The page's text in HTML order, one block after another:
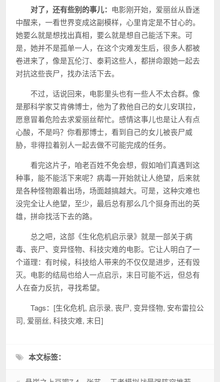
对了，还有些别的事儿： 电影刚开始，爱丽丝从昏迷
中醒来，一看世界变成这副模样，心里肯定是不甘心的。
她要么就是想找出真相，要么就是想自己能活下来。可
是，她并不是孤单一人，在这个灾难发生后，很多人都被
卷进来了，像是瓦伦汀、泰莉这些人，都拼命跟她一起去
对抗这些丧尸，找办法活下去。
不过，话说回来，电影里头也有一些人不太合群。像
是那科学家艾肯佛博士，他为了救他自己的女儿安琪拉，
愿意冒着危险去求爱丽丝帮忙。感情这事儿也是让人有点
心酸，不是吗？你看那博士，看到自己的女儿被丧尸威
胁，非得拉着别人一起去做不可能完成的任务。
看完这片子，咱老百姓不免会想，假如咱们真遇到这
种事，能不能活下来呢？病毒一开始就让人绝望，后来就
是各种怪物跟着出场，场面越搞越大。可是，这种灾难也
没完全让人绝望，至少，最后总有那么几个挺身而出的英
雄，拼命找活下去的路。
总之吧，这部《生化危机启示录》就是一部关于病
毒、丧尸、变异怪物、科技灾难的电影。它让人明白了一
个道理：有时候，科技给人带来的不仅仅是进步，还有毁
灭。电影的结局也给人一点启示，末日可能不远，但总有
人在奋力反抗，寻找希望。
Tags：[生化危机, 启示录, 丧尸, 变异怪物, 安布雷拉公
司, 爱丽丝, 科技灾难, 末日]
本文标签：